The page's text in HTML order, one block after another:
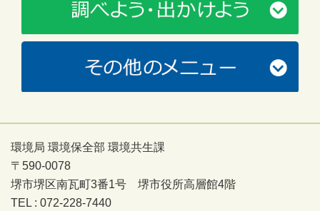
環境局 環境保全部 環境共生課
〒590-0078
堺市堺区南瓦町3番1号 堺市役所高層館4階
TEL : 072-228-7440